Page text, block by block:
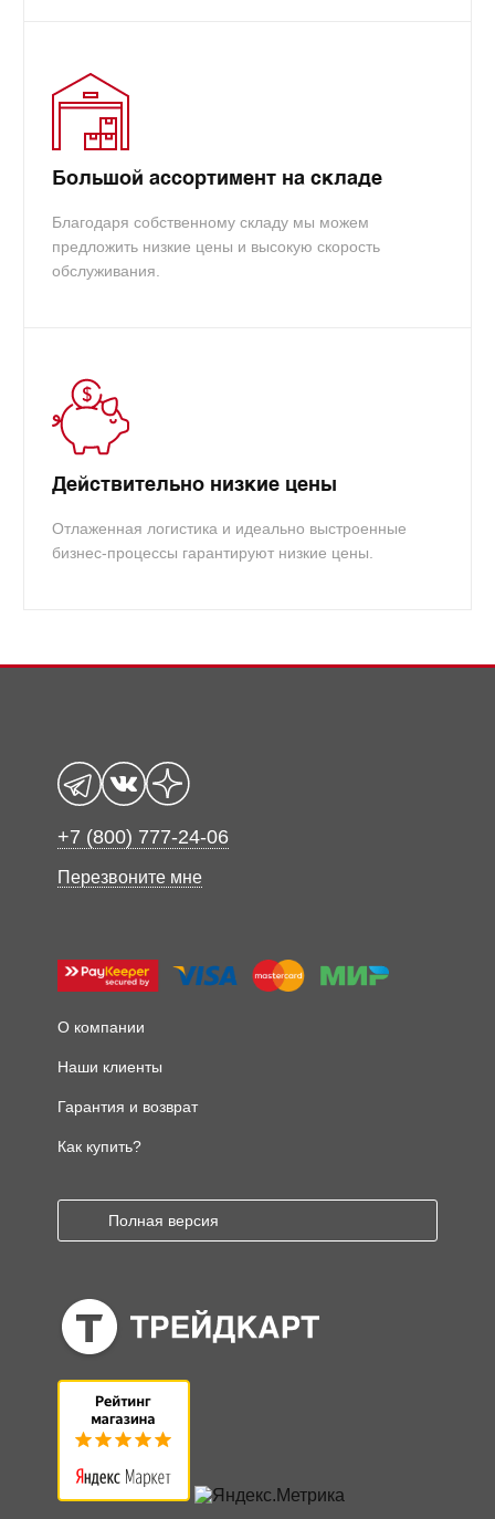
Большой ассортимент на складе
Благодаря собственному складу мы можем
предложить низкие цены и высокую скорость
обслуживания.
Действительно низкие цены
Отлаженная логистика и идеально выстроенные
бизнес-процессы гарантируют низкие цены.
+7 (800) 777-24-06
Перезвоните мне
О компании
Наши клиенты
Гарантия и возврат
Как купить?
Полная версия